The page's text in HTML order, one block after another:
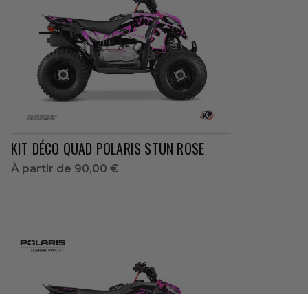
KIT DÉCO QUAD POLARIS STUN ROSE
À partir de 90,00 €